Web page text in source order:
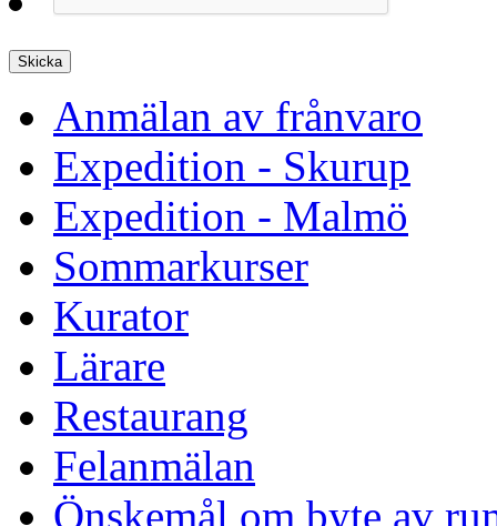
Anmälan av frånvaro
Expedition - Skurup
Expedition - Malmö
Sommarkurser
Kurator
Lärare
Restaurang
Felanmälan
Önskemål om byte av